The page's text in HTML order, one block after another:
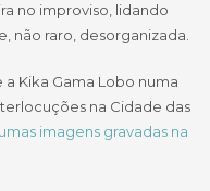
no improviso, lidando
não raro, desorganizada.
Kika Gama Lobo numa
na Cidade das
imagens gravadas na